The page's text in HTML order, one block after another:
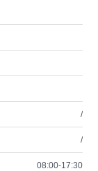
/
/
08:00-17:30